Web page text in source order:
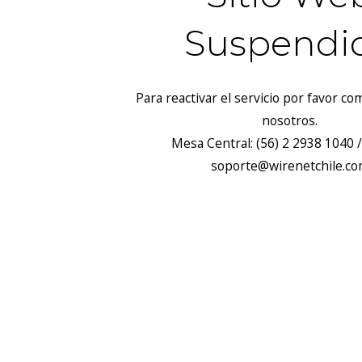
Para reactivar el servicio por favor
nosotros.
Mesa Central: (56) 2 2938 1040